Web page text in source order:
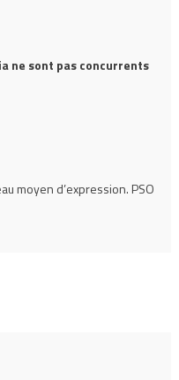
ne sont pas concurrents
moyen d’expression. PSO